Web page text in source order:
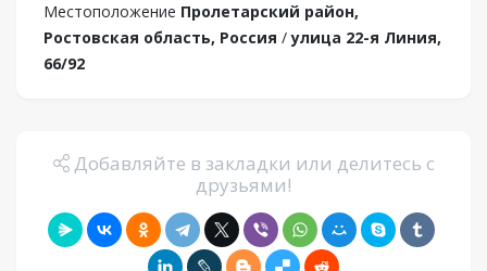
Местоположение Пролетарский район,
Ростовская область, Россия /улица 22-я Линия,
66/92
Добавляйте в закладки или делитесь с
друзьями!